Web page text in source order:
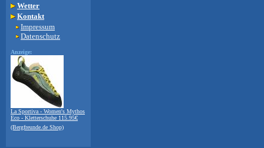
Wetter
Kontakt
Impressum
Datenschutz
Anzeige:
La Sportiva - Women's Mythos
Eco - Kletterschuhe 115.95€
(Bergfreunde.de Shop)